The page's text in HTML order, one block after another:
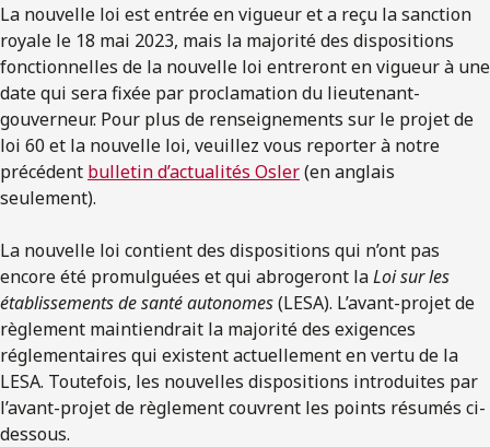
La nouvelle loi est entrée en vigueur et a reçu la sanction
royale le 18 mai 2023, mais la majorité des dispositions
fonctionnelles de la nouvelle loi entreront en vigueur à une
date qui sera fixée par proclamation du lieutenant-
gouverneur. Pour plus de renseignements sur le projet de
loi 60 et la nouvelle loi, veuillez vous reporter à notre
précédent bulletin d’actualités Osler(en anglais
seulement).
La nouvelle loi contient des dispositions qui n’ont pas
encore été promulguées et qui abrogeront laLoi sur les
établissements de santé autonomes(LESA). L’avant-projet de
règlement maintiendrait la majorité des exigences
réglementaires qui existent actuellement en vertu de la
LESA. Toutefois, les nouvelles dispositions introduites par
l’avant-projet de règlement couvrent les points résumés ci-
dessous.